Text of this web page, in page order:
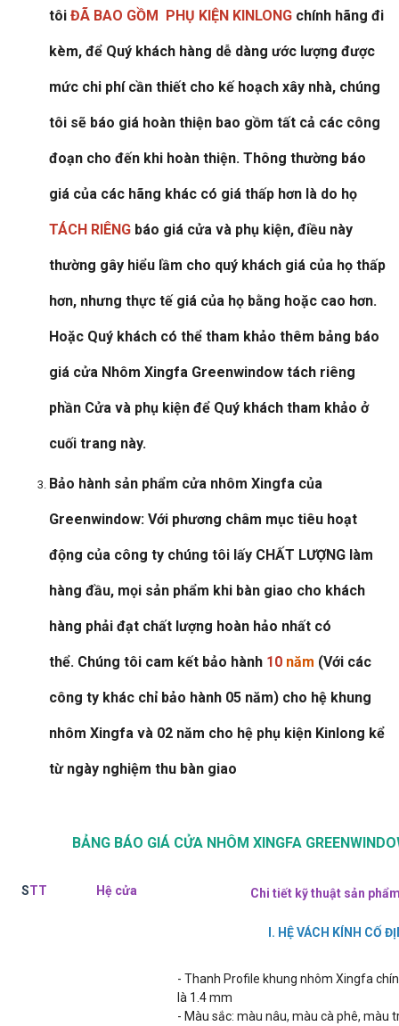
tôi ĐÃ BAO GỒM PHỤ KIỆN KINLONG chính hãng đi
kèm, để Quý khách hàng dễ dàng ước lượng được
mức chi phí cần thiết cho kế hoạch xây nhà, chúng
tôi sẽ báo giá hoàn thiện bao gồm tất cả các công
đoạn cho đến khi hoàn thiện. Thông thường báo
giá của các hãng khác có giá thấp hơn là do họ
TÁCH RIÊNG báo giá cửa và phụ kiện, điều này
thường gây hiểu lầm cho quý khách giá của họ thấp
hơn, nhưng thực tế giá của họ bằng hoặc cao hơn.
Hoặc Quý khách có thể tham khảo thêm bảng báo
giá cửa Nhôm Xingfa Greenwindow tách riêng
phần Cửa và phụ kiện để Quý khách tham khảo ở
cuối trang này.
Bảo hành sản phẩm cửa nhôm Xingfa của
Greenwindow: Với phương châm mục tiêu hoạt
động của công ty chúng tôi lấy CHẤT LƯỢNG làm
hàng đầu, mọi sản phẩm khi bàn giao cho khách
hàng phải đạt chất lượng hoàn hảo nhất có
thể. Chúng tôi cam kết bảo hành 10 năm (Với các
công ty khác chỉ bảo hành 05 năm) cho hệ khung
nhôm Xingfa và 02 năm cho hệ phụ kiện Kinlong kể
từ ngày nghiệm thu bàn giao
BẢNG BÁO GIÁ CỬA NHÔM XINGFA
STT Hệ cửa Chi tiết kỹ thuật sản
I. HỆ VÁCH KÍNH CỐ
- Thanh Profile khung nhôm Xingfa
là 1.4 mm
- Màu sắc: màu nâu, màu cà phê, màu